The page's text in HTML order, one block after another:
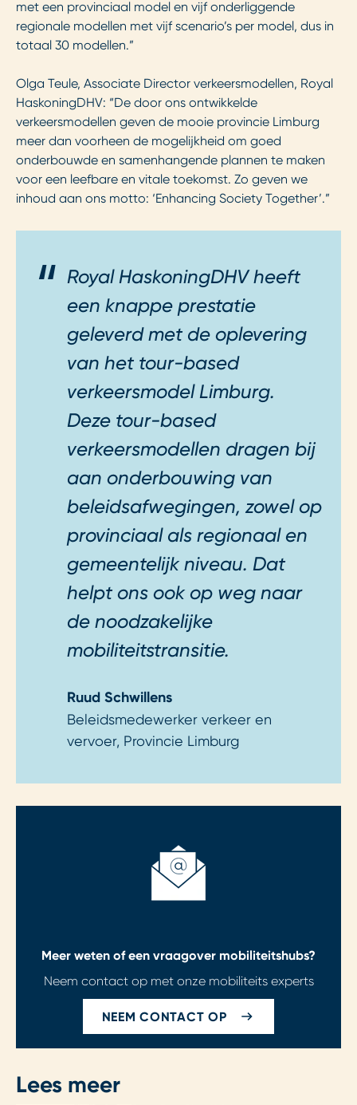
met een provinciaal model en vijf onderliggende
regionale modellen met vijf scenario’s per model, dus in
totaal 30 modellen.”
Olga Teule, Associate Director verkeersmodellen, Royal
HaskoningDHV: “De door ons ontwikkelde
verkeersmodellen geven de mooie provincie Limburg
meer dan voorheen de mogelijkheid om goed
onderbouwde en samenhangende plannen te maken
voor een leefbare en vitale toekomst. Zo geven we
inhoud aan ons motto: ‘Enhancing Society Together’.”
Royal HaskoningDHV heeft
een knappe prestatie
geleverd met de oplevering
van het tour-based
verkeersmodel Limburg.
Deze tour-based
verkeersmodellen dragen bij
aan onderbouwing van
beleidsafwegingen, zowel op
provinciaal als regionaal en
gemeentelijk niveau. Dat
helpt ons ook op weg naar
de noodzakelijke
mobiliteitstransitie.
Ruud Schwillens
Beleidsmedewerker verkeer en
vervoer, Provincie Limburg
Meer weten of een vraagover mobiliteitshubs?
Neem contact op met onze mobiliteits experts
NEEM CONTACT OP
Lees meer